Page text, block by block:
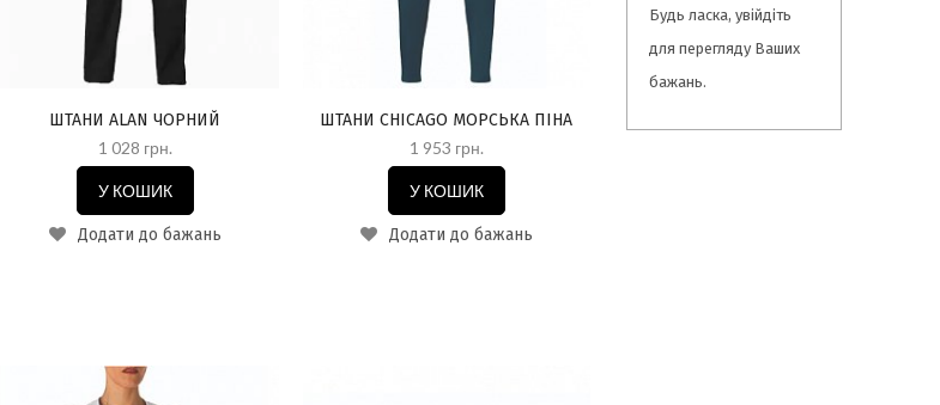
ШТАНИ ALAN ЧОРНИЙ
1 028 грн.
У КОШИК
Додати до бажань
ШТАНИ CHICAGO МОРСЬКА ПІНА
1 953 грн.
У КОШИК
Додати до бажань
Будь ласка, увійдіть
для перегляду Ваших
бажань.